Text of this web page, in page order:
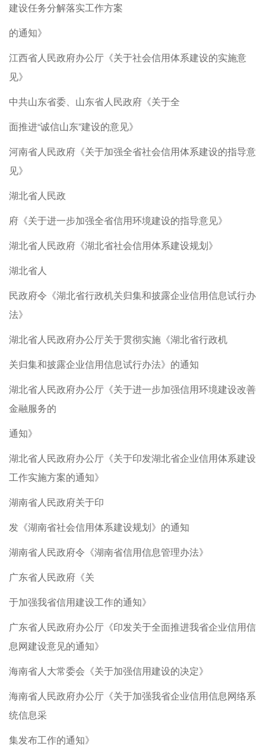
建设任务分解落实工作方案
的通知》
江西省人民政府办公厅《关于社会信用体系建设的实施意
见》
中共山东省委、山东省人民政府《关于全
面推进“诚信山东”建设的意见》
河南省人民政府《关于加强全省社会信用体系建设的指导意
见》
湖北省人民政
府《关于进一步加强全省信用环境建设的指导意见》
湖北省人民政府《湖北省社会信用体系建设规划》
湖北省人
民政府令《湖北省行政机关归集和披露企业信用信息试行办
法》
湖北省人民政府办公厅关于贯彻实施《湖北省行政机
关归集和披露企业信用信息试行办法》的通知
湖北省人民政府办公厅《关于进一步加强信用环境建设改善
金融服务的
通知》
湖北省人民政府办公厅《关于印发湖北省企业信用体系建设
工作实施方案的通知》
湖南省人民政府关于印
发《湖南省社会信用体系建设规划》的通知
湖南省人民政府令《湖南省信用信息管理办法》
广东省人民政府《关
于加强我省信用建设工作的通知》
广东省人民政府办公厅《印发关于全面推进我省企业信用信
息网建设意见的通知》
海南省人大常委会《关于加强信用建设的决定》
海南省人民政府办公厅《关于加强我省企业信用信息网络系
统信息采
集发布工作的通知》